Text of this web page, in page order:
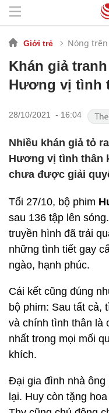
Giới trẻ Nóng
Khán giả
Hương vị tình
28/10/2021 - 16:04
Nhiều khán giả tỏ
Hương vị tình thân
chưa được giải
Tối 27/10, bộ phim
sau 136 tập lên
truyền hình đã trải
những tình tiết gay
ngào, hạnh phúc.
Cái kết cũng đúng
bộ phim: Sau tất cả,
và chính tình thân là
nhất trong mọi mối
khích.
Đại gia đình nhà
lại. Huy còn tặng